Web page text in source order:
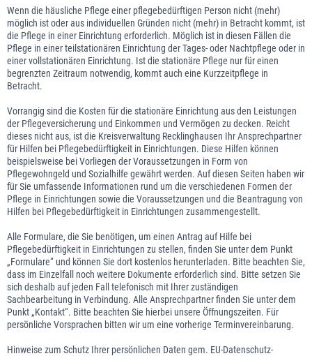
Wenn die häusliche Pflege einer pflegebedürftigen Person nicht (mehr)
möglich ist oder aus individuellen Gründen nicht (mehr) in Betracht kommt, ist
die Pflege in einer Einrichtung erforderlich. Möglich ist in diesen Fällen die
Pflege in einer teilstationären Einrichtung der Tages- oder Nachtpflege oder in
einer vollstationären Einrichtung. Ist die stationäre Pflege nur für einen
begrenzten Zeitraum notwendig, kommt auch eine Kurzzeitpflege in
Betracht.
Vorrangig sind die Kosten für die stationäre Einrichtung aus den Leistungen
der Pflegeversicherung und Einkommen und Vermögen zu decken. Reicht
dieses nicht aus, ist die Kreisverwaltung Recklinghausen Ihr Ansprechpartner
für Hilfen bei Pflegebedürftigkeit in Einrichtungen. Diese Hilfen können
beispielsweise bei Vorliegen der Voraussetzungen in Form von
Pflegewohngeld und Sozialhilfe gewährt werden. Auf diesen Seiten haben wir
für Sie umfassende Informationen rund um die verschiedenen Formen der
Pflege in Einrichtungen sowie die Voraussetzungen und die Beantragung von
Hilfen bei Pflegebedürftigkeit in Einrichtungen zusammengestellt.
Alle Formulare, die Sie benötigen, um einen Antrag auf Hilfe bei
Pflegebedürftigkeit in Einrichtungen zu stellen, finden Sie unter dem Punkt
„Formulare“ und können Sie dort kostenlos herunterladen. Bitte beachten Sie,
dass im Einzelfall noch weitere Dokumente erforderlich sind. Bitte setzen Sie
sich deshalb auf jeden Fall telefonisch mit Ihrer zuständigen
Sachbearbeitung in Verbindung. Alle Ansprechpartner finden Sie unter dem
Punkt „Kontakt“. Bitte beachten Sie hierbei unsere Öffnungszeiten. Für
persönliche Vorsprachen bitten wir um eine vorherige Terminvereinbarung.
Hinweise zum Schutz Ihrer persönlichen Daten gem. EU-Datenschutz-